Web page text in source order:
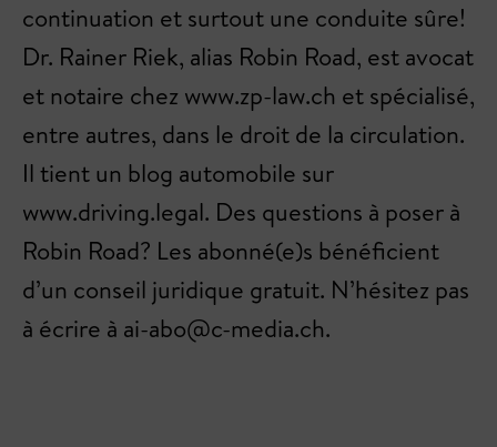
continuation et surtout une conduite sûre!
Dr. Rainer Riek, alias Robin Road, est avocat
et notaire chez www.zp-law.ch et spécialisé,
entre autres, dans le droit de la circulation.
Il tient un blog automobile sur
www.driving.legal. Des questions à poser à
Robin Road? Les abonné(e)s bénéficient
d’un conseil juridique gratuit. N’hésitez pas
à écrire à ai-abo@c-media.ch.